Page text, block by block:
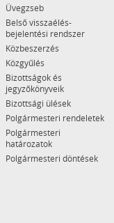
Üvegzseb
Belső visszaélés-
bejelentési rendszer
Közbeszerzés
Közgyűlés
Bizottságok és
jegyzőkönyveik
Bizottsági ülések
Polgármesteri rendeletek
Polgármesteri
határozatok
Polgármesteri döntések